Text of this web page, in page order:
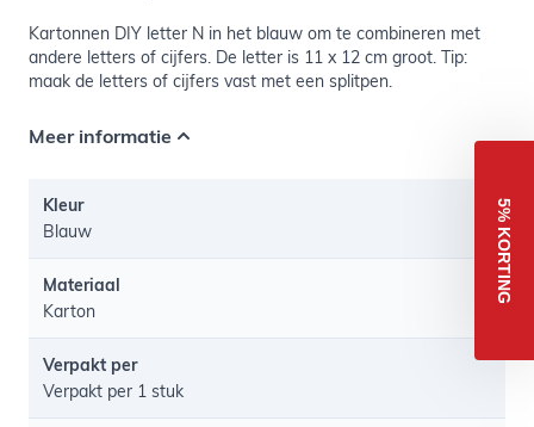
Kartonnen DIY letter N in het blauw om te combineren met
andere letters of cijfers. De letter is 11 x 12 cm groot. Tip:
maak de letters of cijfers vast met een splitpen.
Meer informatie
Kleur
Blauw
Materiaal
Karton
Verpakt per
Verpakt per 1 stuk
5% KORTING